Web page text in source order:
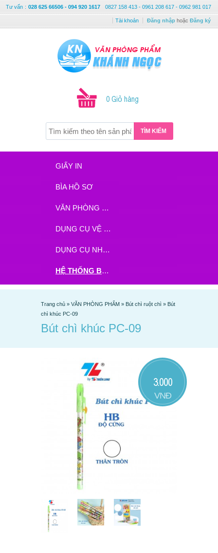
Tư vấn : 028 625 66506 - 094 920 1617 0827 158 413 - 0961 208 617 - 0962 981 017
Tài khoản Đăng nhập hoặc Đăng ký
0 Giỏ hàng
TÌM KIẾM
GIẤY IN
BÌA HỒ SƠ
VĂN PHÒNG PHẨM
DỤNG CỤ VỆ SINH
DỤNG CỤ NHÀ BẾP
HỆ THỐNG BHX - TGDĐ ĐẶT HÀNG TẠI ĐÂY
Trang chủ » VĂN PHÒNG PHẨM » Bút chì ruột chì » Bút
chì khúc PC-09
Bút chì khúc PC-09
3.000
VNĐ